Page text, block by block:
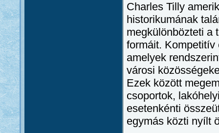
Charles Tilly
historikumának
megkülönbözteti a
formáit. Kompetitív
amelyek
városi
Ezek között
csoportok,
esetenkénti
egymás közti nyílt